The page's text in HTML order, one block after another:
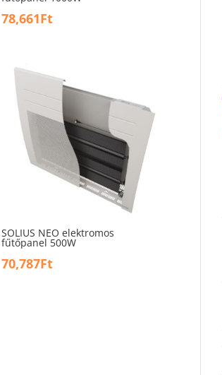
78,661Ft
SOLIUS NEO elektromos
fűtőpanel 500W
70,787Ft